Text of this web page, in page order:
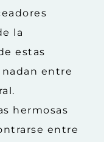
la
estas
entre
hermosas
entre